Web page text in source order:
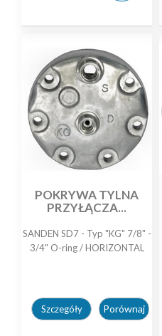
POKRYWA TYLNA
PRZYŁĄCZA...
SANDEN SD7 - Typ "KG" 7/8" -
3/4" O-ring / HORIZONTAL
Szczegóły Porównaj